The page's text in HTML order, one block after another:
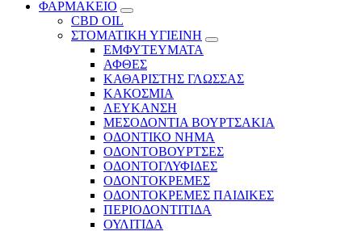
ΦΑΡΜΑΚΕΙΟ
CBD OIL
ΣΤΟΜΑΤΙΚΗ ΥΓΙΕΙΝΗ
ΕΜΦΥΤΕΥΜΑΤΑ
ΑΦΘΕΣ
ΚΑΘΑΡΙΣΤΗΣ ΓΛΩΣΣΑΣ
ΚΑΚΟΣΜΙΑ
ΛΕΥΚΑΝΣΗ
ΜΕΣΟΔΟΝΤΙΑ ΒΟΥΡΤΣΑΚΙΑ
ΟΔΟΝΤΙΚΟ ΝΗΜΑ
ΟΔΟΝΤΟΒΟΥΡΤΣΕΣ
ΟΔΟΝΤΟΓΛΥΦΙΔΕΣ
ΟΔΟΝΤΟΚΡΕΜΕΣ
ΟΔΟΝΤΟΚΡΕΜΕΣ ΠΑΙΔΙΚΕΣ
ΠΕΡΙΟΔΟΝΤΙΤΙΔΑ
ΟΥΛΙΤΙΔΑ